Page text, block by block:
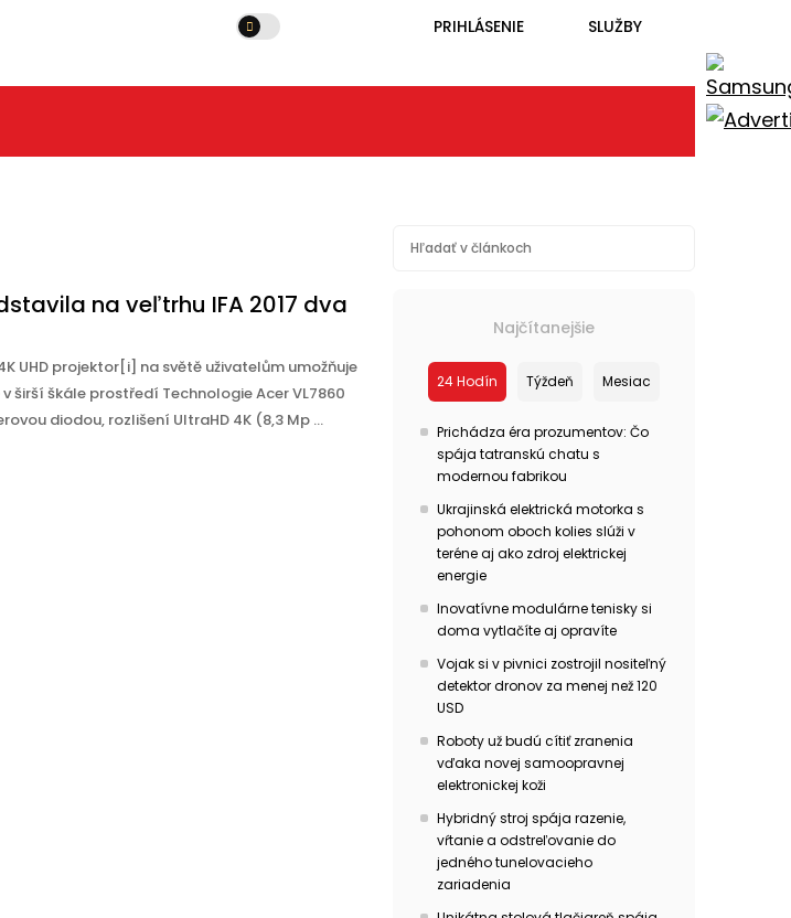
PRIHLÁSENIE SLUŽBY
na veľtrhu IFA 2017 dva
UHD projektor[i] na světě uživatelům umožňuje
širší škále prostředí Technologie Acer VL7860
diodou, rozlišení UltraHD 4K (8,3 Mp ...
Najčítanejšie
24 Hodín Týždeň Mesiac
Prichádza éra prozumentov: Čo
spája tatranskú chatu s
modernou fabrikou
Ukrajinská elektrická motorka s
pohonom oboch kolies slúži v
teréne aj ako zdroj elektrickej
energie
Inovatívne modulárne tenisky si
doma vytlačíte aj opravíte
Vojak si v pivnici zostrojil nositeľný
detektor dronov za menej než 120
USD
Roboty už budú cítiť zranenia
vďaka novej samoopravnej
elektronickej koži
Hybridný stroj spája razenie,
vŕtanie a odstreľovanie do
jedného tunelovacieho
zariadenia